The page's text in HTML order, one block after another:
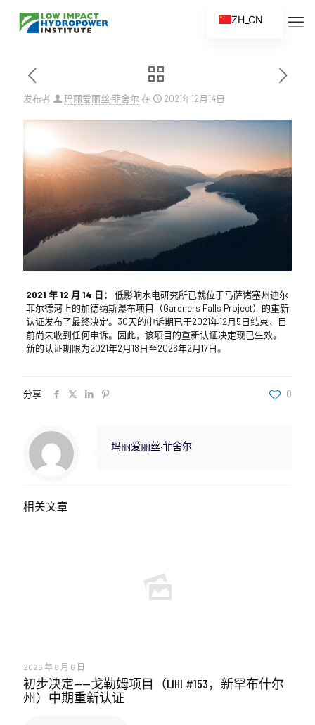
发布者 玛丽爱丽丝·菲舍尔 在 2021年12月14日
2021 年 12 月 14 日：
低影响水电研究所已就位于马萨诸塞州迪尔
菲尔德河上的加德纳斯瀑布项目（Gardners Falls Project）的重新
认证发布了最终决定。30天的申诉期已于2021年12月5日结束，目
前尚未收到任何申诉。因此，该项目的重新认证决定现已生效。
新的认证期限为2021年2月18日至2026年2月17日。
分享 0
玛丽爱丽丝·菲舍尔
相关文章
2026 年 8 月 6 日
初步决定——戈勒姆项目（LIHI #153，新罕布什尔
州）中期重新认证
ZH_CN